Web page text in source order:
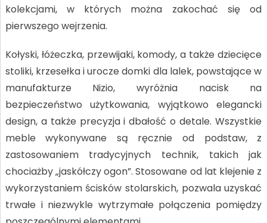
kolekcjami, w których można zakochać się od
pierwszego wejrzenia.
Kołyski, łóżeczka, przewijaki, komody, a także dziecięce
stoliki, krzesełka i urocze domki dla lalek, powstające w
manufakturze Nizio, wyróżnia nacisk na
bezpieczeństwo użytkowania, wyjątkowo elegancki
design, a także precyzja i dbałość o detale. Wszystkie
meble wykonywane są ręcznie od podstaw, z
zastosowaniem tradycyjnych technik, takich jak
chociażby „jaskółczy ogon”. Stosowane od lat klejenie z
wykorzystaniem ścisków stolarskich, pozwala uzyskać
trwałe i niezwykle wytrzymałe połączenia pomiędzy